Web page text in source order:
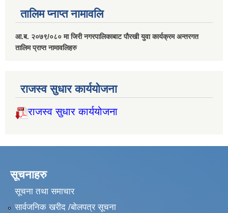
तालिम प्नाप्त नामावलि
आ.ब. २०७९/०८० मा जिरी नगरपालिकाबाट पौरखी युवा कार्यक्रम अन्तरगत
तालिम प्राप्त नामावलिहरु
राजस्व सुधार कार्ययोजना
राजस्व सुधार कार्ययोजना
सूचनाहरु
सूचना तथा समाचार
सार्वजनिक खरीद /बोलपत्र सूचना